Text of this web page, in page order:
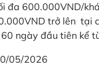
đa 600.000VND/
trở lên tại
ngày đầu tiên kể
05/2026